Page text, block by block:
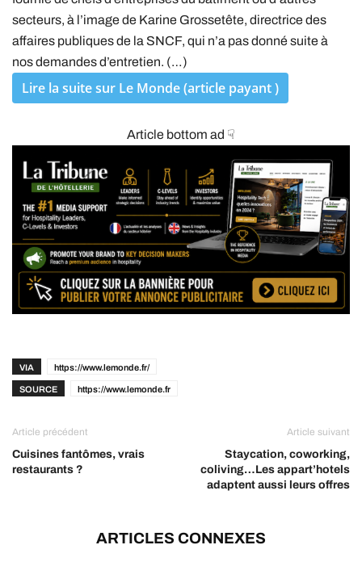
secteurs, à l’image de Karine Grossetête, directrice des
affaires publiques de la SNCF, qui n’a pas donné suite à
nos demandes d’entretien. (…)
Lire la suite sur Le Monde (article payant )
Article bottom ad ☟
VIA https://www.lemonde.fr/
SOURCE https://www.lemonde.fr
Article précédent
Cuisines fantômes, vrais
restaurants ?
Article suivant
Staycation, coworking,
coliving…Les appart’hotels
adaptent aussi leurs offres
ARTICLES CONNEXES